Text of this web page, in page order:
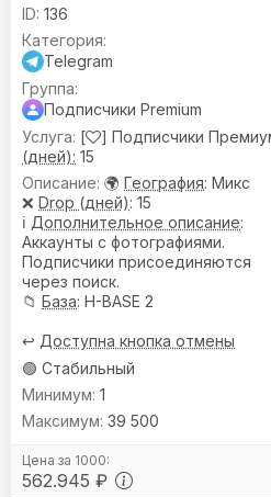
136
Telegram
Подписчики Premium
[
] Подписчики
(дней): 15
🌍 География: Микс
❌ Drop (дней): 15
ℹ️ Дополнительное описание:
Аккаунты с фотографиями.
Подписчики присоединяются
через поиск.
📁 База: H-BASE 2
↩️ Доступна кнопка отмены
🟢 Стабильный
562.945 ₽
1
39 500